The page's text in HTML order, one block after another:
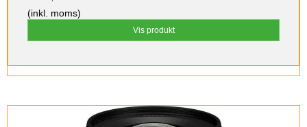
(inkl. moms)
Vis produkt